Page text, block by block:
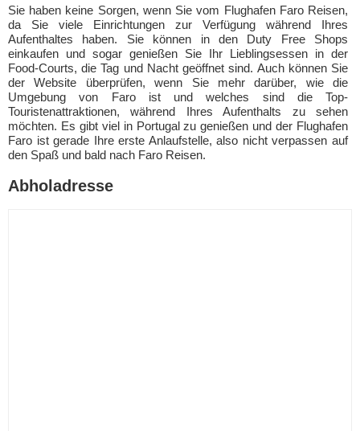
Sie haben keine Sorgen, wenn Sie vom Flughafen Faro Reisen,
da Sie viele Einrichtungen zur Verfügung während Ihres
Aufenthaltes haben. Sie können in den Duty Free Shops
einkaufen und sogar genießen Sie Ihr Lieblingsessen in der
Food-Courts, die Tag und Nacht geöffnet sind. Auch können Sie
der Website überprüfen, wenn Sie mehr darüber, wie die
Umgebung von Faro ist und welches sind die Top-
Touristenattraktionen, während Ihres Aufenthalts zu sehen
möchten. Es gibt viel in Portugal zu genießen und der Flughafen
Faro ist gerade Ihre erste Anlaufstelle, also nicht verpassen auf
den Spaß und bald nach Faro Reisen.
Abholadresse